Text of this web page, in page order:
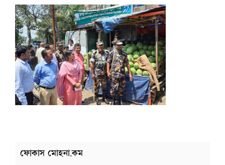
ফোকাস মোহনা.কম